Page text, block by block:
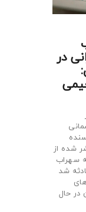
در
شده از
سهراب
۱۴۰۳ دچار حادثه شد
در حال